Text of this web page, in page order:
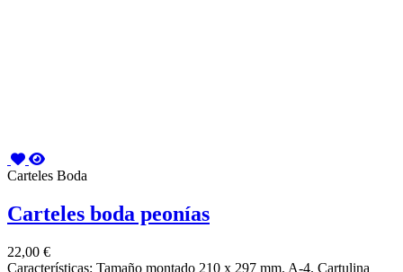
Carteles Boda
Carteles boda peonías
22,00 €
Características: Tamaño montado 210 x 297 mm. A-4. Cartulina